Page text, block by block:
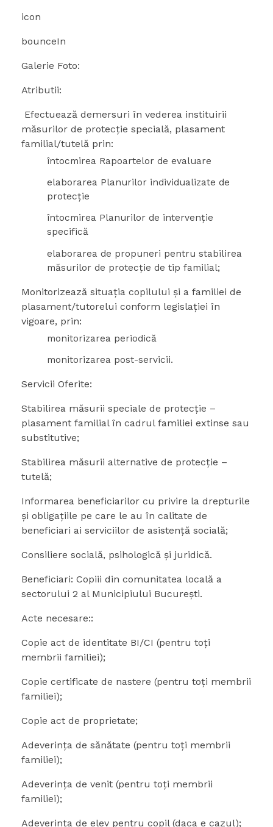
icon
bounceIn
Galerie Foto:
Atributii:
Efectuează demersuri în vederea instituirii
măsurilor de protecţie specială, plasament
familial/tutelă prin:
întocmirea Rapoartelor de evaluare
elaborarea Planurilor individualizate de
protecţie
întocmirea Planurilor de intervenţie
specifică
elaborarea de propuneri pentru stabilirea
măsurilor de protecţie de tip familial;
Monitorizează situaţia copilului şi a familiei de
plasament/tutorelui conform legislaţiei în
vigoare, prin:
monitorizarea periodică
monitorizarea post-servicii.
Servicii Oferite:
Stabilirea măsurii speciale de protecţie –
plasament familial în cadrul familiei extinse sau
substitutive;
Stabilirea măsurii alternative de protecţie –
tutelă;
Informarea beneficiarilor cu privire la drepturile
şi obligaţiile pe care le au în calitate de
beneficiari ai serviciilor de asistenţă socială;
Consiliere socială, psihologică şi juridică.
Beneficiari: Copiii din comunitatea locală a
sectorului 2 al Municipiului Bucureşti.
Acte necesare::
Copie act de identitate BI/CI (pentru toţi
membrii familiei);
Copie certificate de nastere (pentru toţi membrii
familiei);
Copie act de proprietate;
Adeverinţa de sănătate (pentru toţi membrii
familiei);
Adeverinţa de venit (pentru toţi membrii
familiei);
Adeverinţa de elev pentru copil (daca e cazul);